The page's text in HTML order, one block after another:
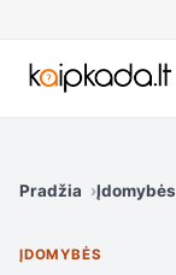
Pradžia Įdomybės
ĮDOMYBĖS